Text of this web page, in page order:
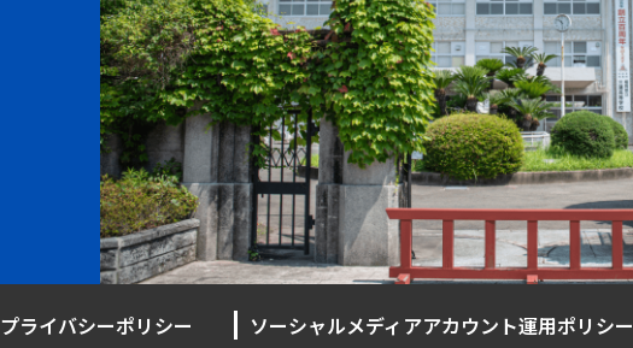
プライバシーポリシー ソーシャルメディアアカウント運用ポリシー